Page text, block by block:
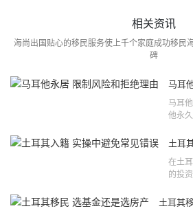
相关资讯
海尚出国贴心的移民服务使上千个家庭成功移民
碑
马耳
马耳
他永
121
土耳
在土
的投
失。
土耳其